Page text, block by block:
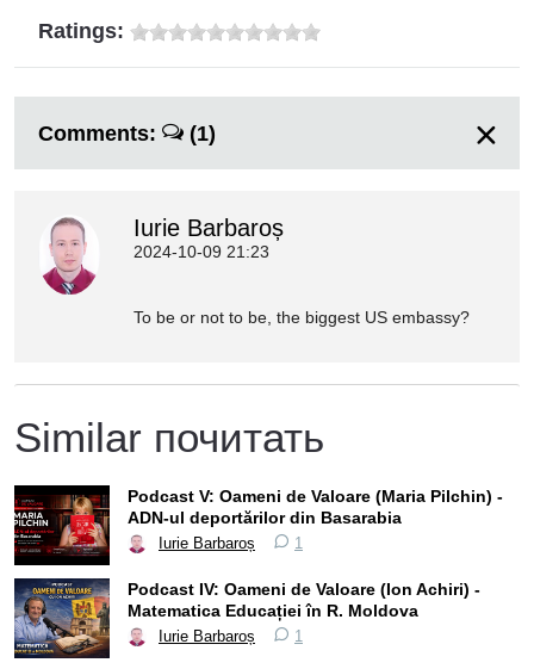
Ratings:
Comments: (1)
Iurie Barbaroș
2024-10-09 21:23
To be or not to be, the biggest US embassy?
Similar почитать
Podcast V: Oameni de Valoare (Maria Pilchin) -
ADN-ul deportărilor din Basarabia
Iurie Barbaroș 1
Podcast IV: Oameni de Valoare (Ion Achiri) -
Matematica Educației în R. Moldova
Iurie Barbaroș 1